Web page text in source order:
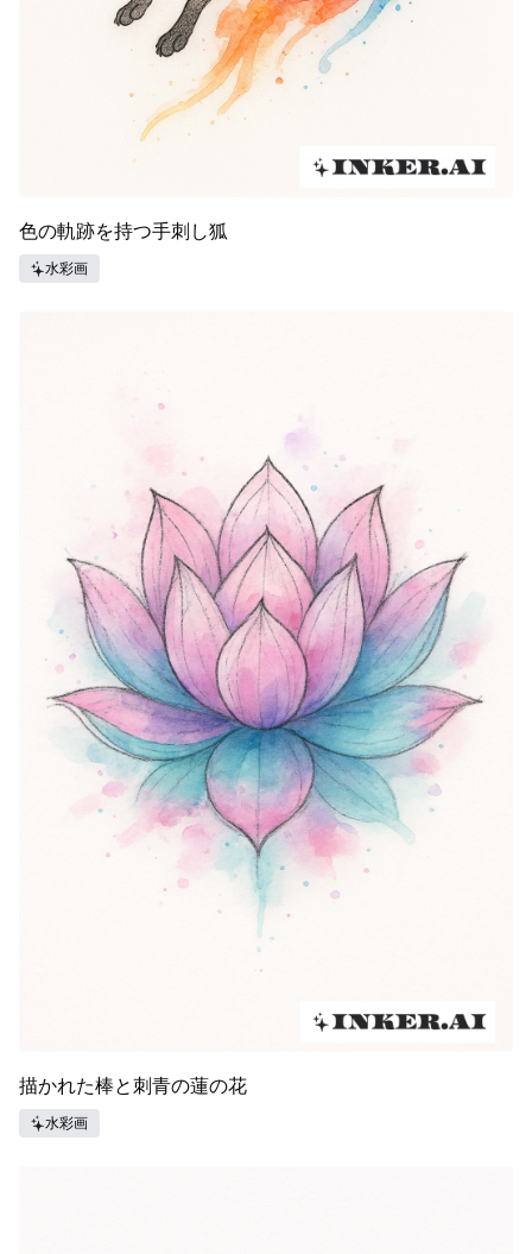
色の軌跡を持つ手刺し狐
水彩画
描かれた棒と刺青の蓮の花
水彩画